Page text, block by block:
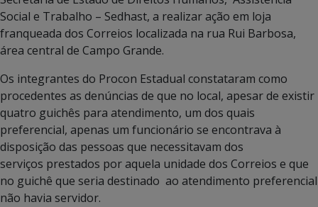
Social e Trabalho – Sedhast, a realizar ação em loja
franqueada dos Correios localizada na rua Rui Barbosa,
área central de Campo Grande.
Os integrantes do Procon Estadual constataram como
procedentes as denúncias de que no local, apesar de existir
quatro guichês para atendimento, um dos quais
preferencial, apenas um funcionário se encontrava à
disposição das pessoas que necessitavam dos
serviços prestados por aquela unidade dos Correios e que
no guichê que seria destinado ao atendimento preferencial
não havia servidor.